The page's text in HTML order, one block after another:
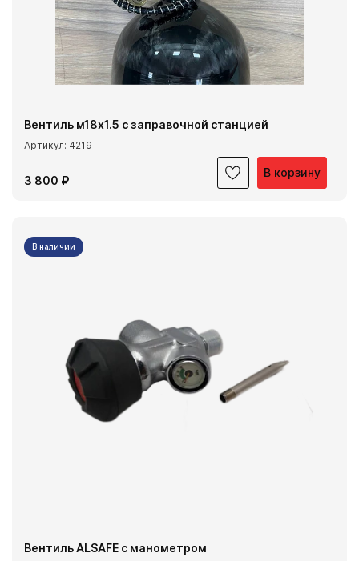
В корзину
Вентиль м18х1.5 с заправочной станцией
Артикул: 4219
3 800 ₽
В наличии
Вентиль ALSAFE с манометром